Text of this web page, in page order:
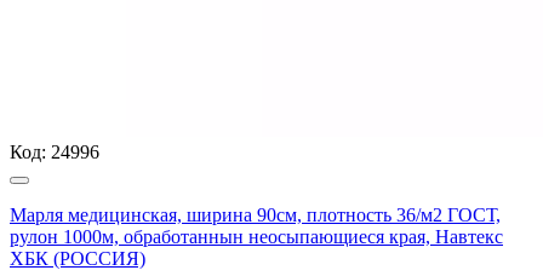
Код: 24996
Марля медицинская, ширина 90см, плотность 36/м2 ГОСТ,
рулон 1000м, обработаннын неосыпающиеся края, Навтекс
ХБК (РОССИЯ)